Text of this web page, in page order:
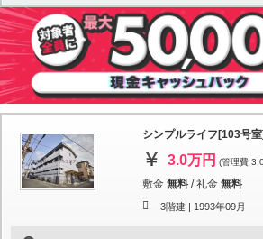
シンプルライフ[103号室]
3.0万円 (管理費
敷金 無料 /礼金 無料
3階建 | 1993年09月